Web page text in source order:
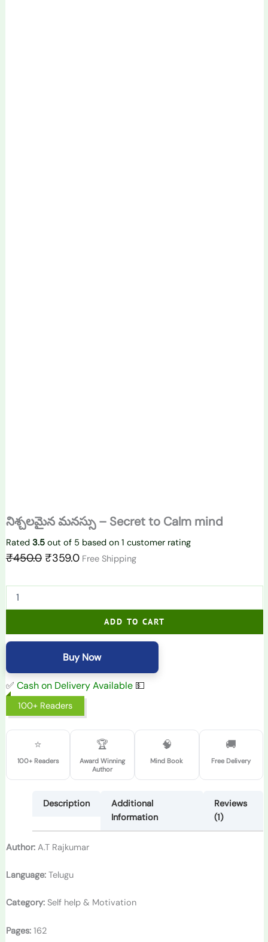
నిశ్చలమైన మనస్సు – Secret to Calm mind
Rated 3.5out of 5 based on 1 customer rating
₹450.0 ₹359.0 Free Shipping
ADD TO CART
Buy Now
✅ Cash on Delivery Available💵
100+ Readers
⭐
100+ Readers
🏆
Award Winning
Author
🧠
Mind Book
🚚
Free Delivery
Description
Additional
Information
Reviews
(1)
Author:A.T Rajkumar
Language:Telugu
Category:Self help & Motivation
Pages:162